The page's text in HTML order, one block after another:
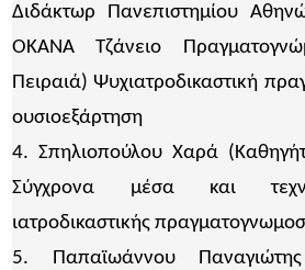
Διδάκτωρ Πανεπιστημίου
ΟΚΑΝΑ Τζάνειο
Πειραιά) Ψυχιατροδικαστική
ουσιοεξάρτηση
4. Σπηλιοπούλου Χαρά
Σύγχρονα μέσα και
ιατροδικαστικής
5. Παπαϊωάννου